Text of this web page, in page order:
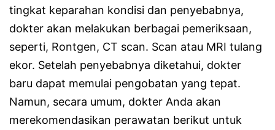
tingkat keparahan kondisi dan penyebabnya,
dokter akan melakukan berbagai pemeriksaan,
seperti, Rontgen, CT scan. Scan atau MRI tulang
ekor. Setelah penyebabnya diketahui, dokter
baru dapat memulai pengobatan yang tepat.
Namun, secara umum, dokter Anda akan
merekomendasikan perawatan berikut untuk